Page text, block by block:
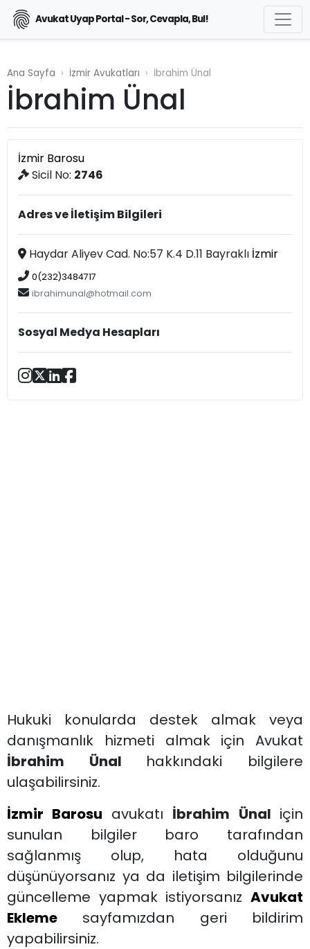
Avukat Uyap Portal - Sor, Cevapla, Bul!
Ana Sayfa İzmir Avukatları İbrahim Ünal
İbrahim Ünal
İzmir Barosu
Sicil No: 2746
Adres ve İletişim Bilgileri
Haydar Aliyev Cad. No:57 K.4 D.11 Bayraklı İzmir
0(232)3484717
ibrahimunal@hotmail.com
Sosyal Medya Hesapları
Hukuki konularda destek almak veya
danışmanlık hizmeti almak için Avukat
İbrahim Ünal hakkındaki bilgilere
ulaşabilirsiniz.
İzmir Barosu avukatı İbrahim Ünal için
sunulan bilgiler baro tarafından
sağlanmış olup, hata olduğunu
düşünüyorsanız ya da iletişim bilgilerinde
güncelleme yapmak istiyorsanız Avukat
Ekleme sayfamızdan geri bildirim
yapabilirsiniz.